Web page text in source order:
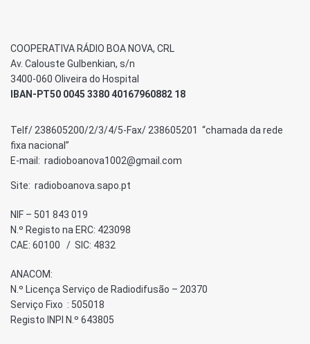
COOPERATIVA RÁDIO BOA NOVA, CRL
Av. Calouste Gulbenkian, s/n
3400-060 Oliveira do Hospital
IBAN-PT50 0045 3380 40167960882 18
Telf/ 238605200/2/3/4/5-Fax/ 238605201 “chamada da rede
fixa nacional”
E-mail: radioboanova1002@gmail.com
Site: radioboanova.sapo.pt
NIF – 501 843 019
N.º Registo na ERC: 423098
CAE: 60100 / SIC: 4832
ANACOM:
N.º Licença Serviço de Radiodifusão – 20370
Serviço Fixo : 505018
Registo INPI N.º 643805